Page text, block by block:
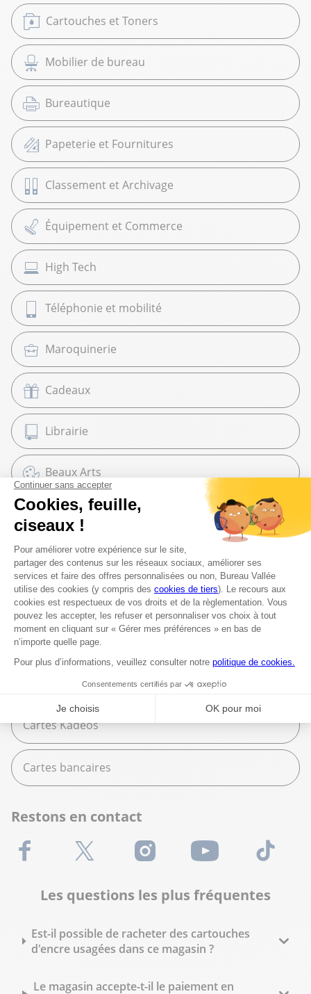
Cartouches et Toners
Mobilier de bureau
Bureautique
Papeterie et Fournitures
Classement et Archivage
Équipement et Commerce
High Tech
Téléphonie et mobilité
Maroquinerie
Cadeaux
Librairie
Beaux Arts
Espace services
Fournitures scolaires
Moyens de paiement
Espèces
Paiement en plusieurs fois
Cartes Kadeos
Cartes bancaires
Restons en contact
Facebook X (Twitter) Instagram Youtube TikTok
Les questions les plus fréquentes
Est-il possible de racheter des cartouches
d'encre usagées dans ce magasin ?
Le magasin accepte-t-il le paiement en